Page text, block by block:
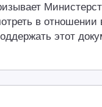
в отношении
этот